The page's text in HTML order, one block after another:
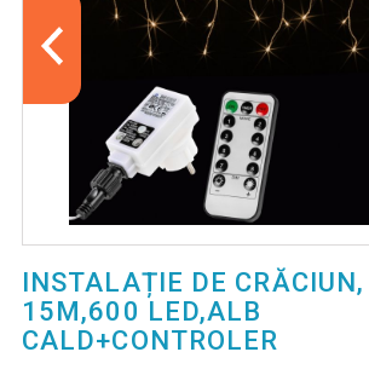
INSTALAȚIE DE
15M,600 LED,ALB
CALD+CONTROLER